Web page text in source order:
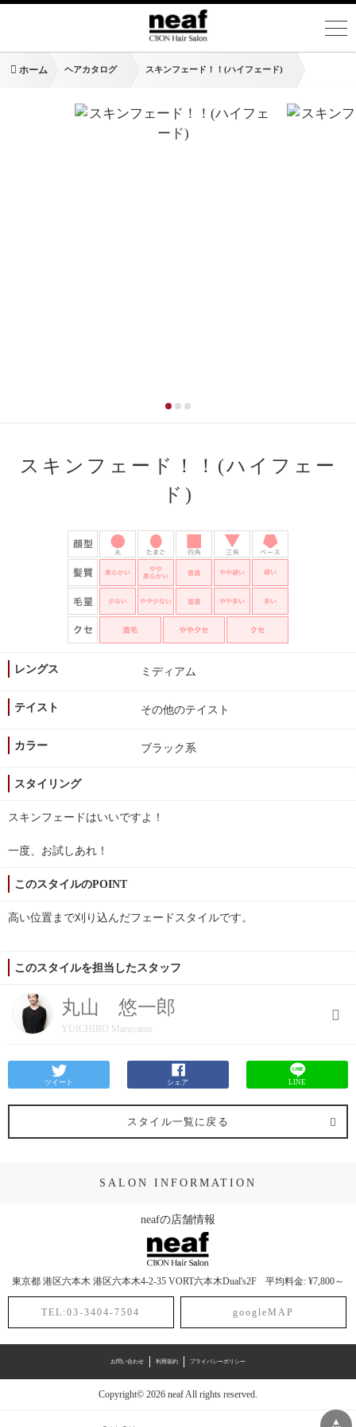
ホーム ヘアカタログ スキンフェード！！(ハイフェード)
スキンフェード！！(ハイフェー
ド)
レングス ミディアム
テイスト その他のテイスト
カラー ブラック系
スタイリング
スキンフェードはいいですよ！
一度、お試しあれ！
このスタイルのPOINT
高い位置まで刈り込んだフェードスタイルです。
このスタイルを担当したスタッフ
丸山 悠一郎
YUICHIRO Maruyama
ツイート シェア LINE
スタイル一覧に戻る
SALON INFORMATION
neafの店舗情報
東京都 港区六本木 港区六本木4-2-35 VORT六本木Dual's2F 平均料金: ¥7,800～
TEL:03-3404-7504 googleMAP
お問い合わせ 利用規約 プライバシーポリシー
Copyright© 2026 neaf All rights reserved.
▲